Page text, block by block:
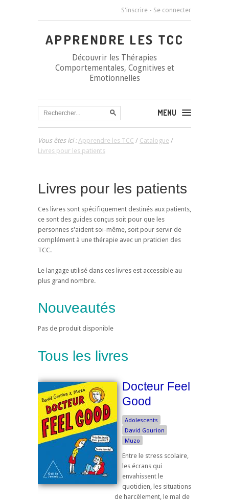
S'inscrire - Se connecter
APPRENDRE LES TCC
Découvrir les Thérapies
Comportementales, Cognitives et
Emotionnelles
MENU
Vous êtes ici :Apprendre les TCC / Catalogue /
Livres pour les patients
Livres pour les patients
Ces livres sont spécifiquement destinés aux patients,
ce sont des guides conçus soit pour que les
personnes s'aident soi-même, soit pour servir de
complément à une thérapie avec un praticien des
TCC.
Le langage utilisé dans ces livres est accessible au
plus grand nombre.
Nouveautés
Pas de produit disponible
Tous les livres
Docteur Feel
Good
Adolescents
David Gourion
Muzo
Entre le stress scolaire,
les écrans qui
envahissent le
quotidien, les situations
de harcèlement, le mal de